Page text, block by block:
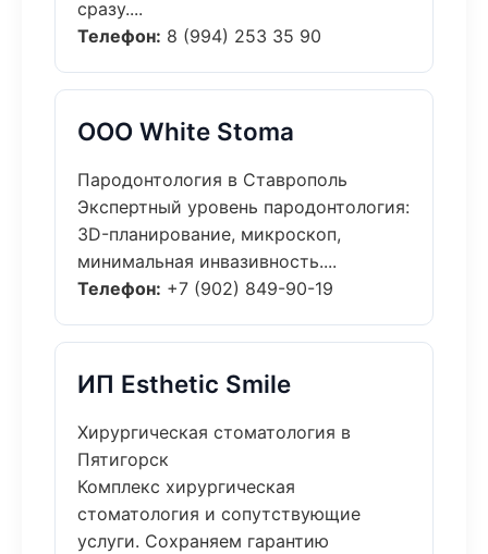
сразу....
Телефон: 8 (994) 253 35 90
ООО White Stoma
Пародонтология в Ставрополь
Экспертный уровень пародонтология:
3D-планирование, микроскоп,
минимальная инвазивность....
Телефон: +7 (902) 849-90-19
ИП Esthetic Smile
Хирургическая стоматология в
Пятигорск
Комплекс хирургическая
стоматология и сопутствующие
услуги. Сохраняем гарантию